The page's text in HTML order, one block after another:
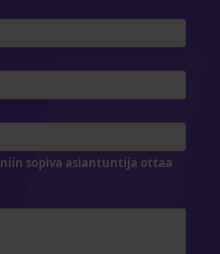
sopiva asiantuntija ottaa